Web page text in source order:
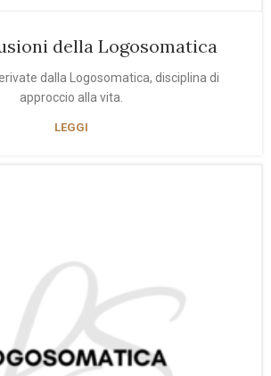
della Logosomatica
dalla Logosomatica, disciplina di
approccio alla vita.
LEGGI